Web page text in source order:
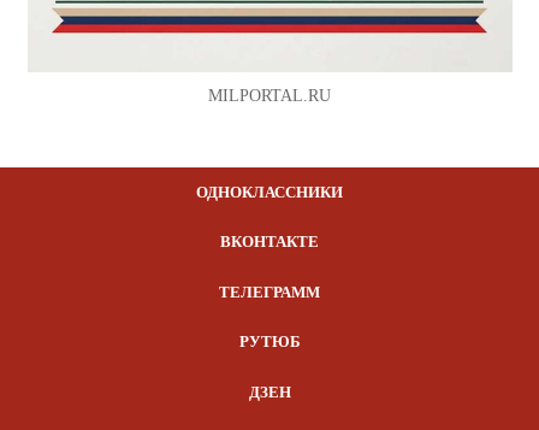
MILPORTAL.RU
ОДНОКЛАССНИКИ
ВКОНТАКТЕ
ТЕЛЕГРАММ
РУТЮБ
ДЗЕН